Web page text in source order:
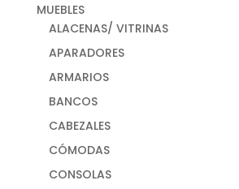
MUEBLES
ALACENAS/ VITRINAS
APARADORES
ARMARIOS
BANCOS
CABEZALES
CÓMODAS
CONSOLAS